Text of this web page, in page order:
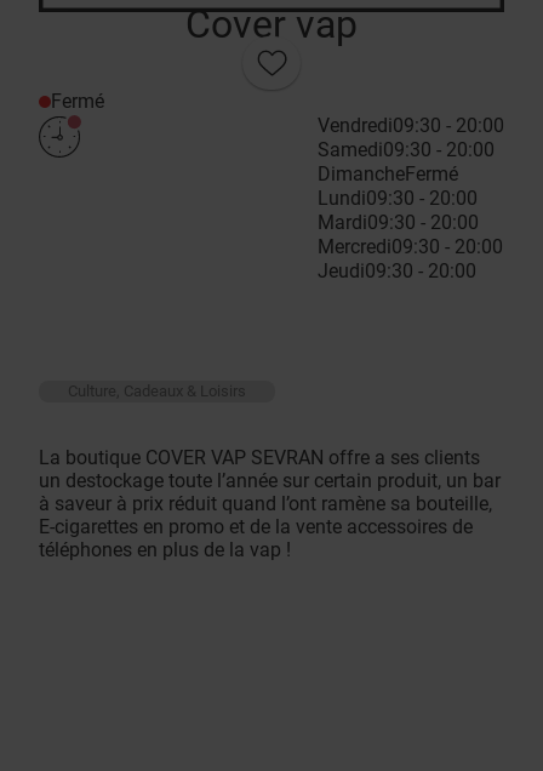
Cover vap
Fermé
Vendredi09:30 - 20:00
Samedi09:30 - 20:00
DimancheFermé
Lundi09:30 - 20:00
Mardi09:30 - 20:00
Mercredi09:30 - 20:00
Jeudi09:30 - 20:00
Culture, Cadeaux & Loisirs
La boutique COVER VAP SEVRAN offre a ses clients
un destockage toute l’année sur certain produit, un bar
à saveur à prix réduit quand l’ont ramène sa bouteille,
E-cigarettes en promo et de la vente accessoires de
téléphones en plus de la vap !